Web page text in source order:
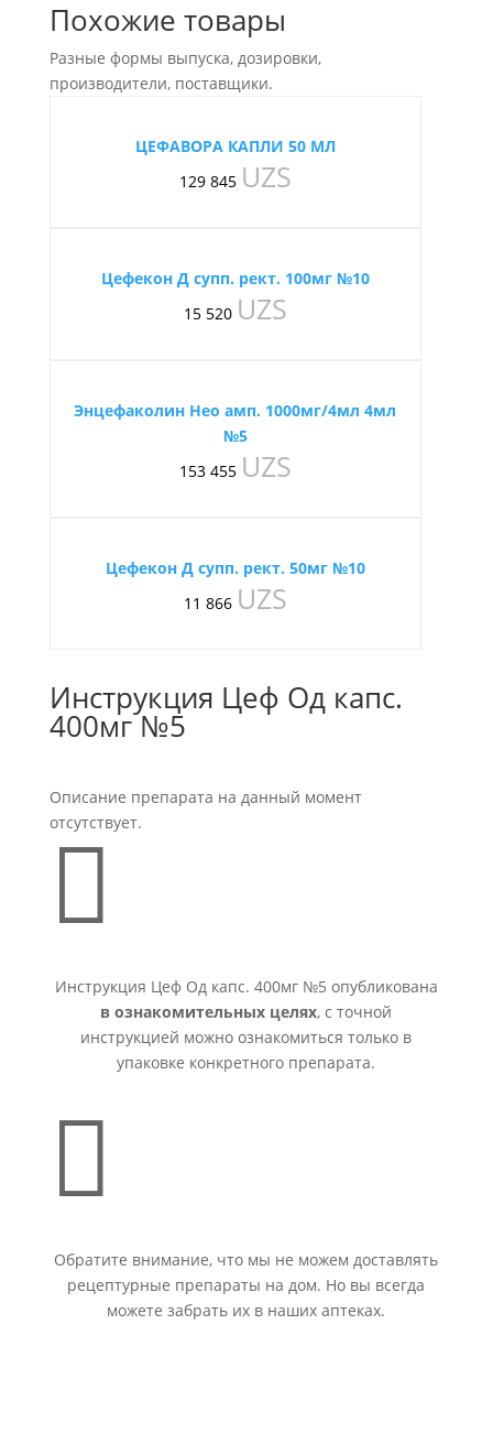
Похожие товары
Разные формы выпуска, дозировки,
производители, поставщики.
ЦЕФАВОРА КАПЛИ 50 МЛ
129 845 UZS
Цефекон Д супп. рект. 100мг №10
15 520 UZS
Энцефаколин Нео амп. 1000мг/4мл 4мл
№5
153 455 UZS
Цефекон Д супп. рект. 50мг №10
11 866 UZS
Инструкция Цеф Од капс.
400мг №5
Описание препарата на данный момент
отсутствует.

Инструкция Цеф Од капс. 400мг №5 опубликована
в ознакомительных целях, с точной
инструкцией можно ознакомиться только в
упаковке конкретного препарата.

Обратите внимание, что мы не можем доставлять
рецептурные препараты на дом. Но вы всегда
можете забрать их в наших аптеках.